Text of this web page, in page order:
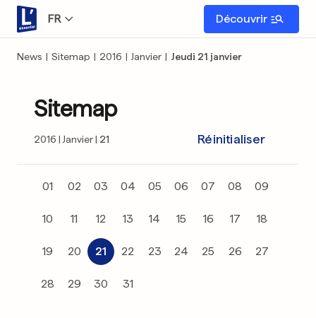
FR Découvrir
News | Sitemap | 2016 | Janvier | Jeudi 21 janvier
Sitemap
2016 Janvier 21 Réinitialiser
01 02 03 04 05 06 07 08 09
10 11 12 13 14 15 16 17 18
19 20 21 22 23 24 25 26 27
28 29 30 31